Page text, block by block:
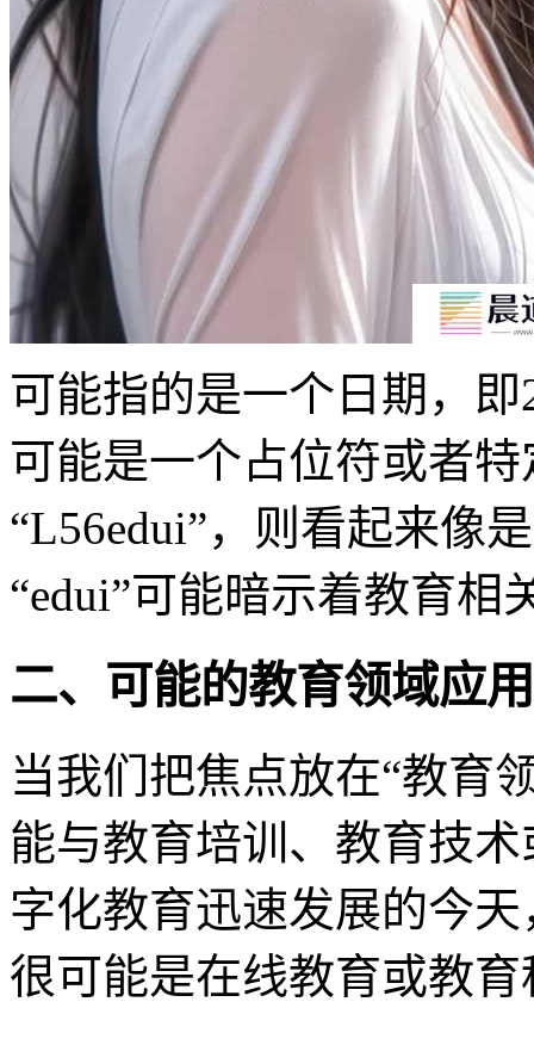
可能指的是一个日期，
可能是一个占位符或者
“L56edui”，则看起来像
“edui”可能暗示着教育相
二、可能的教育领域应用
当我们把焦点放在“教育
能与教育培训、教育技
字化教育迅速发展的今
很可能是在线教育或教